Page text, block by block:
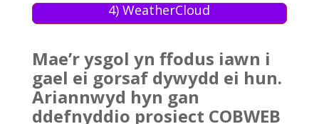
4) WeatherCloud
Mae’r ysgol yn ffodus iawn i
gael ei gorsaf dywydd ei hun.
Ariannwyd hyn gan
ddefnyddio prosiect COBWEB